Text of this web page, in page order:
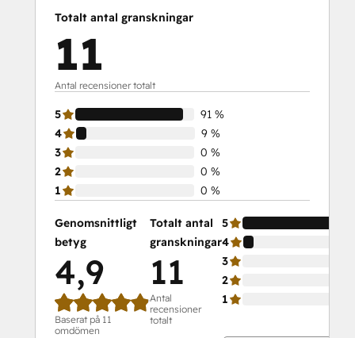
Totalt antal granskningar
11
Antal recensioner totalt
5
91 %
4
9 %
3
0 %
2
0 %
1
0 %
Genomsnittligt
betyg
4,9
Baserat på 11
omdömen
Totalt antal
granskningar
11
Antal
recensioner
totalt
5
4
3
2
1